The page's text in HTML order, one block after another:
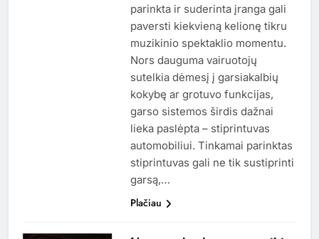
parinkta ir suderinta įranga gali
paversti kiekvieną kelionę tikru
muzikinio spektaklio momentu.
Nors dauguma vairuotojų
sutelkia dėmesį į garsiakalbių
kokybę ar grotuvo funkcijas,
garso sistemos širdis dažnai
lieka paslėpta – stiprintuvas
automobiliui. Tinkamai parinktas
stiprintuvas gali ne tik sustiprinti
garsą,…
Plačiau